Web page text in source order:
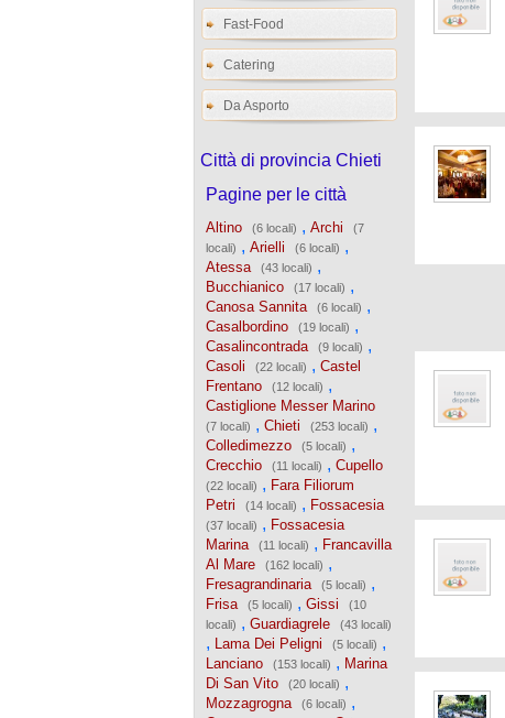
Fast-Food
Catering
Da Asporto
Città di provincia Chieti
Pagine per le città
Altino (6 locali) , Archi
(7
locali) , Arielli (6 locali) ,
Atessa (43 locali) ,
Bucchianico (17 locali) ,
Canosa Sannita (6 locali) ,
Casalbordino (19 locali) ,
Casalincontrada (9 locali) ,
Casoli (22 locali) , Castel
Frentano
(12 locali) ,
Castiglione Messer Marino
(7 locali) , Chieti (253 locali) ,
Colledimezzo (5 locali) ,
Crecchio (11 locali) , Cupello
(22 locali) , Fara Filiorum
Petri
(14 locali) , Fossacesia
(37 locali) , Fossacesia
Marina
(11 locali) , Francavilla
Al Mare
(162 locali) ,
Fresagrandinaria (5 locali) ,
Frisa (5 locali) , Gissi
(10
locali) , Guardiagrele (43 locali)
, Lama Dei Peligni (5 locali) ,
Lanciano (153 locali) , Marina
Di San Vito
(20 locali) ,
Mozzagrogna (6 locali) ,